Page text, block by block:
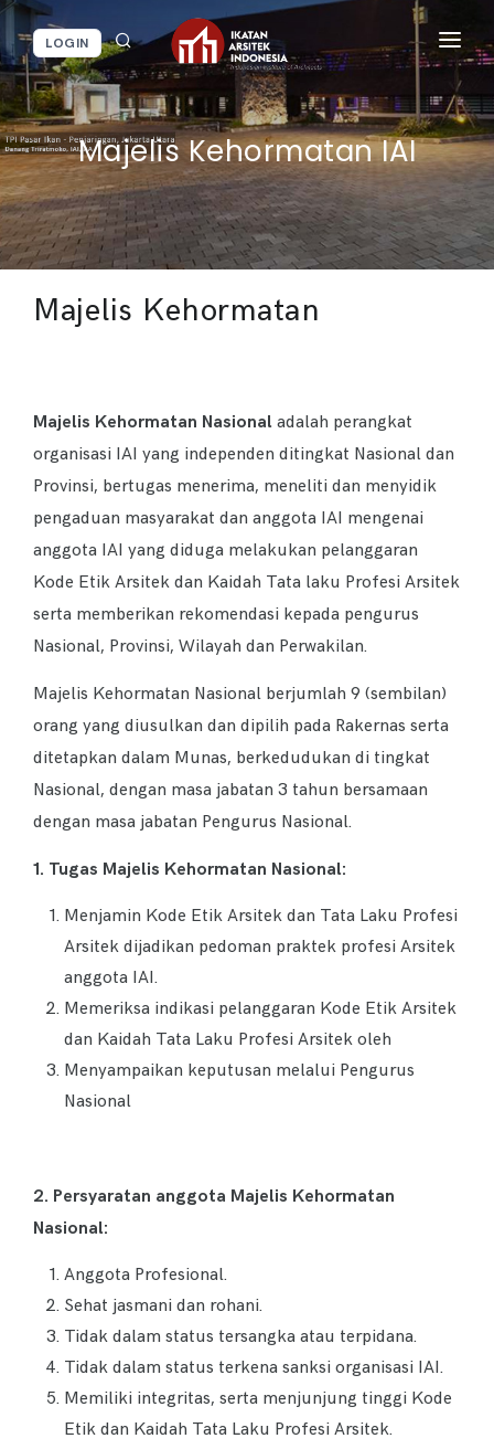
LOGIN
BERANDA
BERITA / KEGIATAN
LAYANAN IAI
INFORMASI
Majelis Kehormatan IAI
Majelis Kehormatan
Majelis Kehormatan Nasional adalah perangkat
organisasi IAI yang independen ditingkat Nasional dan
Provinsi, bertugas menerima, meneliti dan menyidik
pengaduan masyarakat dan anggota IAI mengenai
anggota IAI yang diduga melakukan pelanggaran
Kode Etik Arsitek dan Kaidah Tata laku Profesi Arsitek
serta memberikan rekomendasi kepada pengurus
Nasional, Provinsi, Wilayah dan Perwakilan.
Majelis Kehormatan Nasional berjumlah 9 (sembilan)
orang yang diusulkan dan dipilih pada Rakernas serta
ditetapkan dalam Munas, berkedudukan di tingkat
Nasional, dengan masa jabatan 3 tahun bersamaan
dengan masa jabatan Pengurus Nasional.
1. Tugas Majelis Kehormatan Nasional:
Menjamin Kode Etik Arsitek dan Tata Laku Profesi
Arsitek dijadikan pedoman praktek profesi Arsitek
anggota IAI.
Memeriksa indikasi pelanggaran Kode Etik Arsitek
dan Kaidah Tata Laku Profesi Arsitek oleh
Menyampaikan keputusan melalui Pengurus
Nasional
2. Persyaratan anggota Majelis Kehormatan
Nasional:
Anggota Profesional.
Sehat jasmani dan rohani.
Tidak dalam status tersangka atau terpidana.
Tidak dalam status terkena sanksi organisasi IAI.
Memiliki integritas, serta menjunjung tinggi Kode
Etik dan Kaidah Tata Laku Profesi Arsitek.